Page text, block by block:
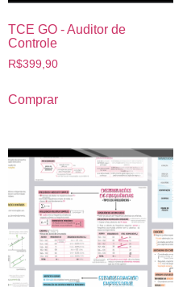
TCE GO - Auditor de
Controle
R$399,90
Comprar